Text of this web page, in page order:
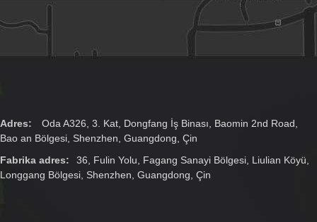
Adres:
Oda A326, 3. Kat, Dongfang İş Binası, Baomin 2nd Road,
Bao an Bölgesi, Shenzhen, Guangdong, Çin
Fabrika adres:
36, Fulin Yolu, Fagang Sanayi Bölgesi, Liulian Köyü,
Longgang Bölgesi, Shenzhen, Guangdong, Çin